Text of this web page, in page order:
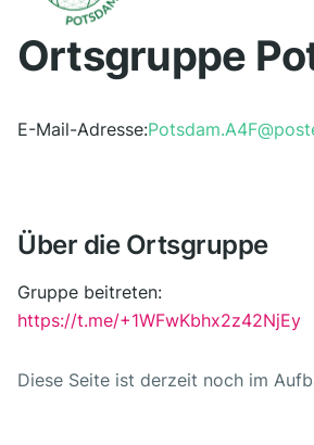
Ortsgruppe
E-Mail-Adresse:
Über die Ortsgruppe
Gruppe beitreten:
https://t.me/+1WFwKbhx2z42NjEy
Diese Seite ist derzeit noch im